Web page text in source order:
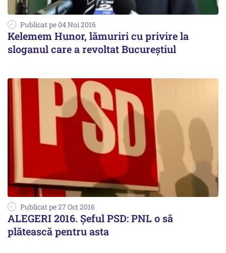
Publicat pe 04 Noi 2016
Kelemem Hunor, lămuriri cu privire la
sloganul care a revoltat Bucureștiul
Publicat pe 27 Oct 2016
ALEGERI 2016. Șeful PSD: PNL o să
plătească pentru asta